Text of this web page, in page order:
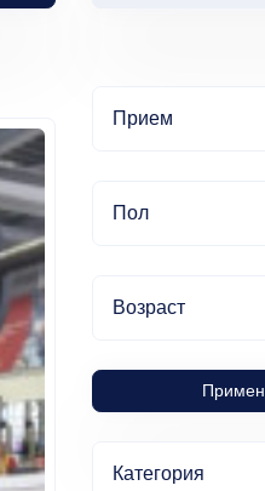
Прием
Пол
Возраст
Категория